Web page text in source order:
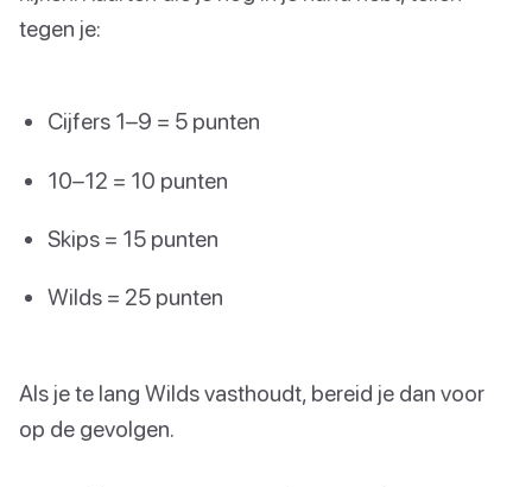
tegen je:
Cijfers 1–9 = 5 punten
10–12 = 10 punten
Skips = 15 punten
Wilds = 25 punten
Als je te lang Wilds vasthoudt, bereid je dan voor
op de gevolgen.